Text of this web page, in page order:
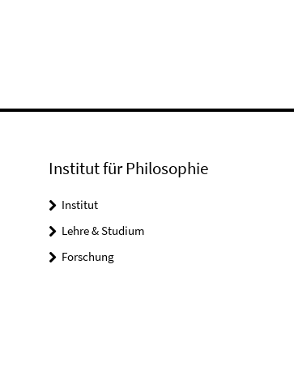
Institut für Philosophie
Institut
Lehre & Studium
Forschung